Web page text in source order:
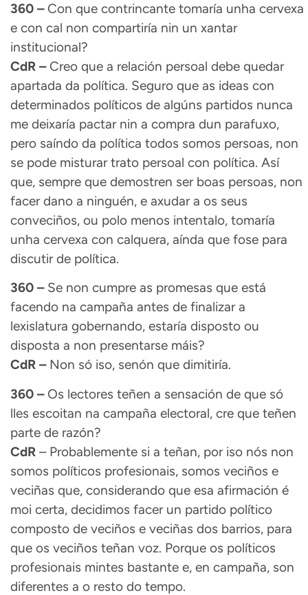
360 –Con que contrincante tomaría unha cervexa
e con cal non compartiría nin un xantar
institucional?
CdR –Creo que a relación persoal debe quedar
apartada da política. Seguro que as ideas con
determinados políticos de algúns partidos nunca
me deixaría pactar nin a compra dun parafuxo,
pero saíndo da política todos somos persoas, non
se pode misturar trato persoal con política. Así
que, sempre que demostren ser boas persoas, non
facer dano a ninguén, e axudar a os seus
conveciños, ou polo menos intentalo, tomaría
unha cervexa con calquera, aínda que fose para
discutir de política.
360 –Se non cumpre as promesas que está
facendo na campaña antes de finalizar a
lexislatura gobernando, estaría disposto ou
disposta a non presentarse máis?
CdR –Non só iso, senón que dimitiría.
360 –Os lectores teñen a sensación de que só
lles escoitan na campaña electoral, cre que teñen
parte de razón?
CdR – Probablemente si a teñan, por iso nós non
somos políticos profesionais, somos veciños e
veciñas que, considerando que esa afirmación é
moi certa, decidimos facer un partido político
composto de veciños e veciñas dos barrios, para
que os veciños teñan voz. Porque os políticos
profesionais mintes bastante e, en campaña, son
diferentes a o resto do tempo.